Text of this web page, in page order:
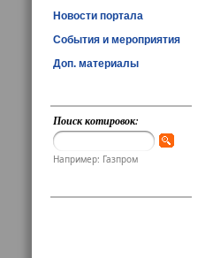
Новости портала
События и мероприятия
Доп. материалы
Поиск котировок:
Например: Газпром